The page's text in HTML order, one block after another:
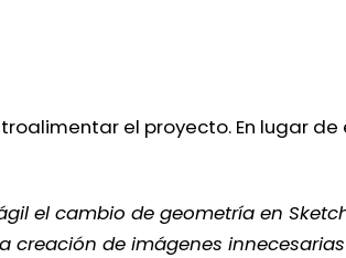
el proyecto. En lugar de
el cambio de geometría en
creación de imágenes